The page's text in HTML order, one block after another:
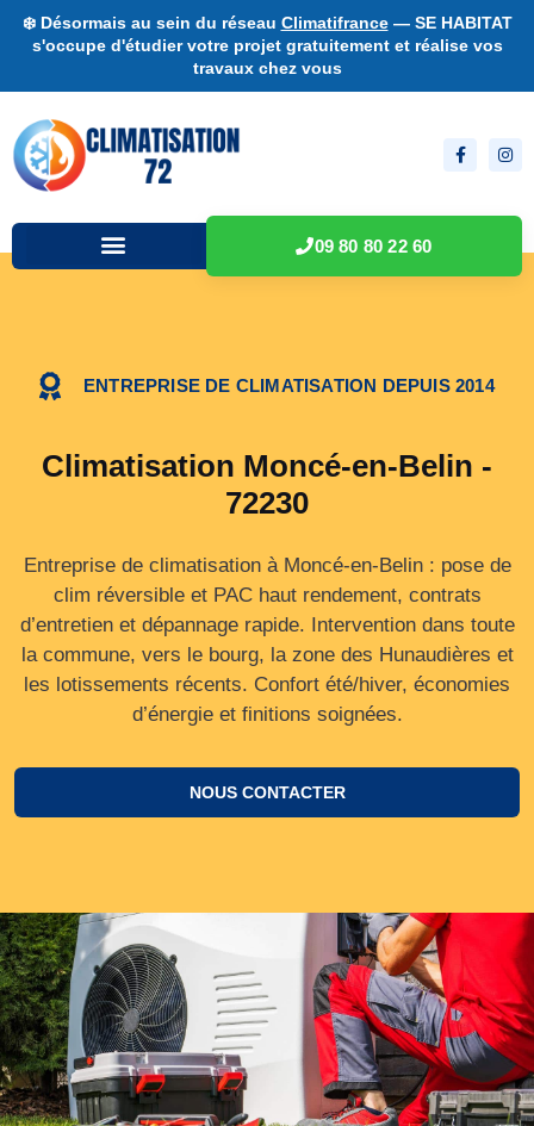
❄️ Désormais au sein du réseau Climatifrance— SE HABITAT
s'occupe d'étudier votre projet gratuitement et réalise vos
travaux chez vous
09 80 80 22 60
ENTREPRISE DE CLIMATISATION DEPUIS 2014
Climatisation Moncé-en-Belin -
72230
Entreprise de climatisation à Moncé-en-Belin : pose de
clim réversible et PAC haut rendement, contrats
d’entretien et dépannage rapide. Intervention dans toute
la commune, vers le bourg, la zone des Hunaudières et
les lotissements récents. Confort été/hiver, économies
d’énergie et finitions soignées.
NOUS CONTACTER